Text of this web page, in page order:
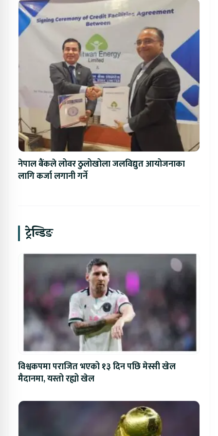
नेपाल बैंकले लोवर ठुलोखोला जलविद्युत आयोजनाका
लागि कर्जा लगानी गर्ने
ट्रेन्डिङ
विश्वकपमा पराजित भएको १३ दिन पछि मेस्सी खेल
मैदानमा, यस्तो रह्यो खेल